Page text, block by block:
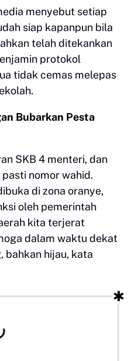
menyebut setiap
siap kapanpun bila
telah ditekankan
protokol
tidak cemas melepas
Bubarkan Pesta
SKB 4 menteri, dan
nomor wahid.
di zona oranye,
oleh pemerintah
kita terjerat
dalam waktu dekat
bahkan hijau, kata